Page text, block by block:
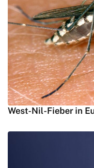
West-Nil-Fieber in